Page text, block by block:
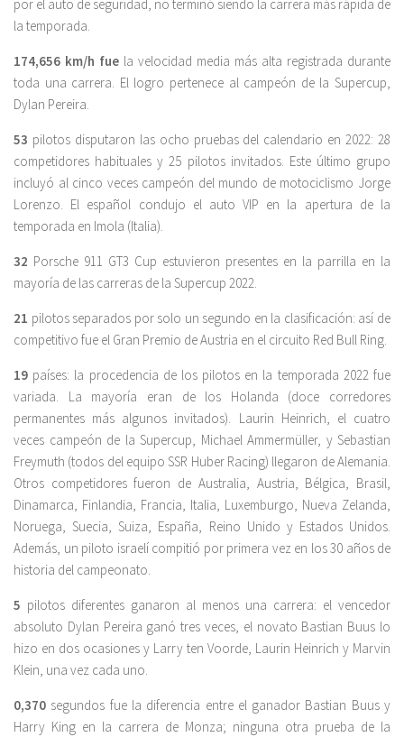
por el auto de seguridad, no terminó siendo la carrera más rápida de
la temporada.
174,656 km/h fue la velocidad media más alta registrada durante
toda una carrera. El logro pertenece al campeón de la Supercup,
Dylan Pereira.
53 pilotos disputaron las ocho pruebas del calendario en 2022: 28
competidores habituales y 25 pilotos invitados. Este último grupo
incluyó al cinco veces campeón del mundo de motociclismo Jorge
Lorenzo. El español condujo el auto VIP en la apertura de la
temporada en Imola (Italia).
32 Porsche 911 GT3 Cup estuvieron presentes en la parrilla en la
mayoría de las carreras de la Supercup 2022.
21 pilotos separados por solo un segundo en la clasificación: así de
competitivo fue el Gran Premio de Austria en el circuito Red Bull Ring.
19 países: la procedencia de los pilotos en la temporada 2022 fue
variada. La mayoría eran de los Holanda (doce corredores
permanentes más algunos invitados). Laurin Heinrich, el cuatro
veces campeón de la Supercup, Michael Ammermüller, y Sebastian
Freymuth (todos del equipo SSR Huber Racing) llegaron de Alemania.
Otros competidores fueron de Australia, Austria, Bélgica, Brasil,
Dinamarca, Finlandia, Francia, Italia, Luxemburgo, Nueva Zelanda,
Noruega, Suecia, Suiza, España, Reino Unido y Estados Unidos.
Además, un piloto israelí compitió por primera vez en los 30 años de
historia del campeonato.
5 pilotos diferentes ganaron al menos una carrera: el vencedor
absoluto Dylan Pereira ganó tres veces, el novato Bastian Buus lo
hizo en dos ocasiones y Larry ten Voorde, Laurin Heinrich y Marvin
Klein, una vez cada uno.
0,370 segundos fue la diferencia entre el ganador Bastian Buus y
Harry King en la carrera de Monza; ninguna otra prueba de la